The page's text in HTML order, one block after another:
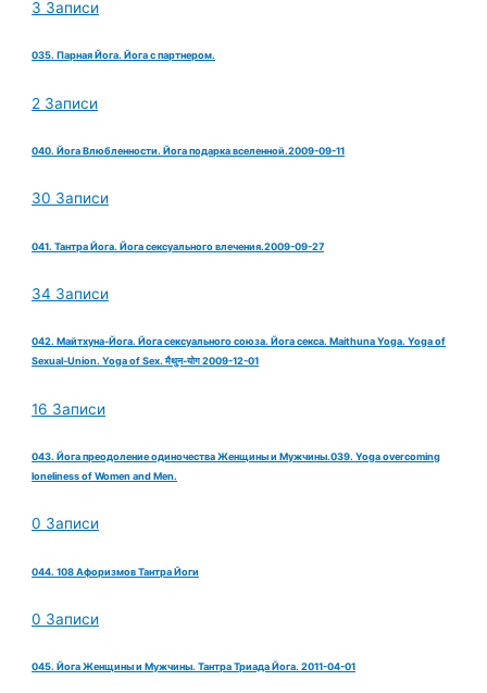
3 Записи
035. Парная Йога. Йога с партнером.
2 Записи
040. Йога Влюбленности. Йога подарка вселенной.2009-09-11
30 Записи
041. Тантра Йога. Йога сексуального влечения.2009-09-27
34 Записи
042. Майтхуна-Йога. Йога сексуального союза. Йога секса. Maithuna Yoga. Yoga of
Sexual-Union. Yoga of Sex. मैथुन-योग 2009-12-01
16 Записи
043. Йога преодоление одиночества Женщины и Мужчины.039. Yoga overcoming
loneliness of Women and Men.
0 Записи
044. 108 Афоризмов Тантра Йоги
0 Записи
045. Йога Женщины и Мужчины. Тантра Триада Йога. 2011-04-01